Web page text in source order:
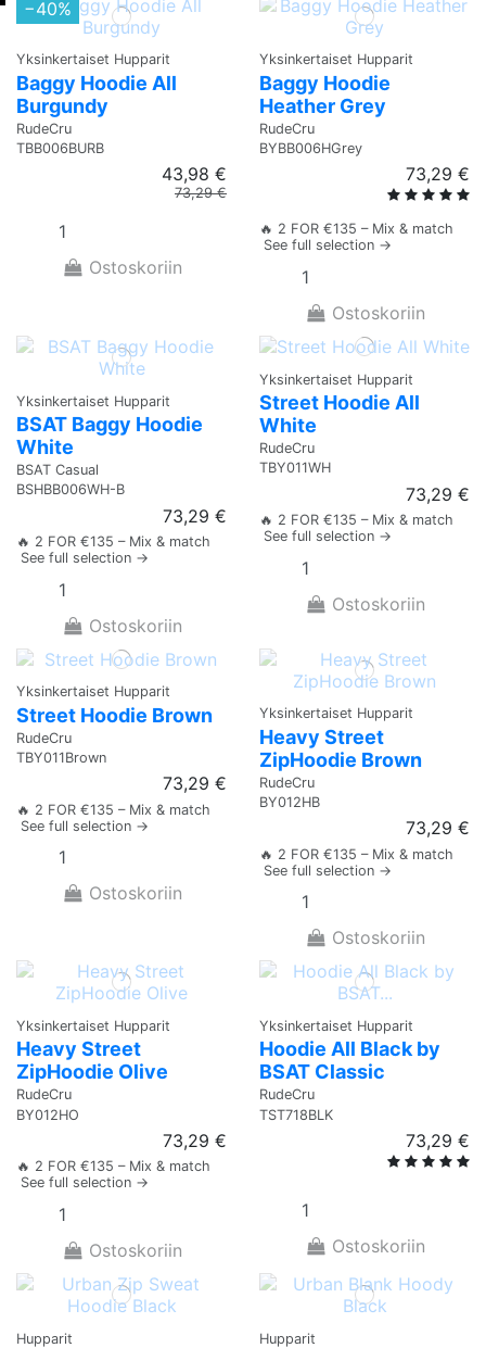
−40%
Yksinkertaiset Hupparit
Baggy Hoodie All
Burgundy
RudeCru
TBB006BURB
43,98 €
73,29 €
Ostoskoriin
Yksinkertaiset Hupparit
Baggy Hoodie
Heather Grey
RudeCru
BYBB006HGrey
73,29 €
🔥 2 FOR €135 – Mix & match
See full selection →
Ostoskoriin
Yksinkertaiset Hupparit
BSAT Baggy Hoodie
White
BSAT Casual
BSHBB006WH-B
73,29 €
🔥 2 FOR €135 – Mix & match
See full selection →
Ostoskoriin
Yksinkertaiset Hupparit
Street Hoodie All
White
RudeCru
TBY011WH
73,29 €
🔥 2 FOR €135 – Mix & match
See full selection →
Ostoskoriin
Yksinkertaiset Hupparit
Street Hoodie Brown
RudeCru
TBY011Brown
73,29 €
🔥 2 FOR €135 – Mix & match
See full selection →
Ostoskoriin
Yksinkertaiset Hupparit
Heavy Street
ZipHoodie Brown
RudeCru
BY012HB
73,29 €
🔥 2 FOR €135 – Mix & match
See full selection →
Ostoskoriin
Yksinkertaiset Hupparit
Heavy Street
ZipHoodie Olive
RudeCru
BY012HO
73,29 €
🔥 2 FOR €135 – Mix & match
See full selection →
Ostoskoriin
Yksinkertaiset Hupparit
Hoodie All Black by
BSAT Classic
RudeCru
TST718BLK
73,29 €
Ostoskoriin
Hupparit Hupparit